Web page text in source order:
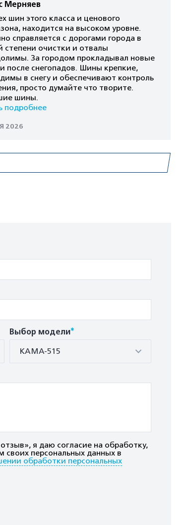
Мерняев
шин этого класса и ценового
находится на высоком уровне.
справляется с дорогами города в
степени очистки и отвалы
За городом прокладывал новые
после снегопадов. Шины крепкие,
в снегу и обеспечивают контроль
просто думайте что творите.
шины.
подробнее
2026
Выбор модели*
КАМА-515
я даю согласие на обработку,
своих персональных данных в
обработки персональных